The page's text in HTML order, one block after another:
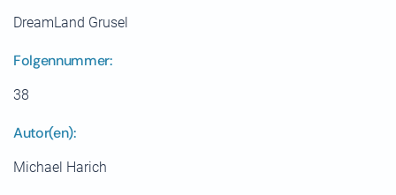
DreamLand Grusel
Folgennummer:
38
Autor(en):
Michael Harich